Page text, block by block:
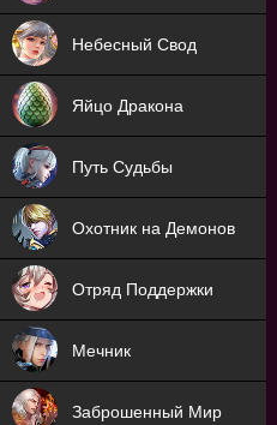
Небесный Свод
NEW
Яйцо Дракона
NEW
Путь Судьбы
NEW
Охотник на Демонов
ХИТ
Отряд Поддержки
ХИТ
Мечник
Заброшенный Мир
NEW